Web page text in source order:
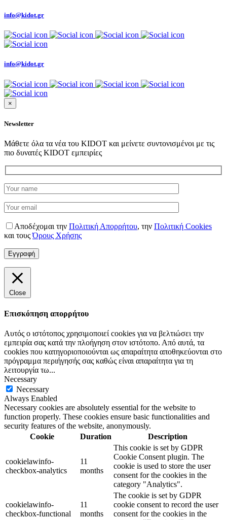
info@kidot.gr
info@kidot.gr
×
Newsletter
Μάθετε όλα τα νέα του KIDOT και μείνετε συντονισμένοι με τις
πιο δυνατές KIDOT εμπειρίες
Αποδέχομαι την Πολιτική Απορρήτου, την Πολιτική Cookies
και τουςΌρους Χρήσης
Close
Επισκόπηση απορρήτου
Αυτός ο ιστότοπος χρησιμοποιεί cookies για να βελτιώσει την
εμπειρία σας κατά την πλοήγηση στον ιστότοπο. Από αυτά, τα
cookies που κατηγοριοποιούνται ως απαραίτητα αποθηκεύονται στο
πρόγραμμα περιήγησής σας καθώς είναι απαραίτητα για τη
λειτουργία τω...
Necessary
Necessary
Always Enabled
Necessary cookies are absolutely essential for the website to
function properly. These cookies ensure basic functionalities and
security features of the website, anonymously.
Cookie
Duration Description
cookielawinfo-
checkbox-analytics
11
months
This cookie is set by GDPR
Cookie Consent plugin. The
cookie is used to store the user
consent for the cookies in the
category "Analytics".
cookielawinfo-
checkbox-functional
11
months
The cookie is set by GDPR
cookie consent to record the user
consent for the cookies in the